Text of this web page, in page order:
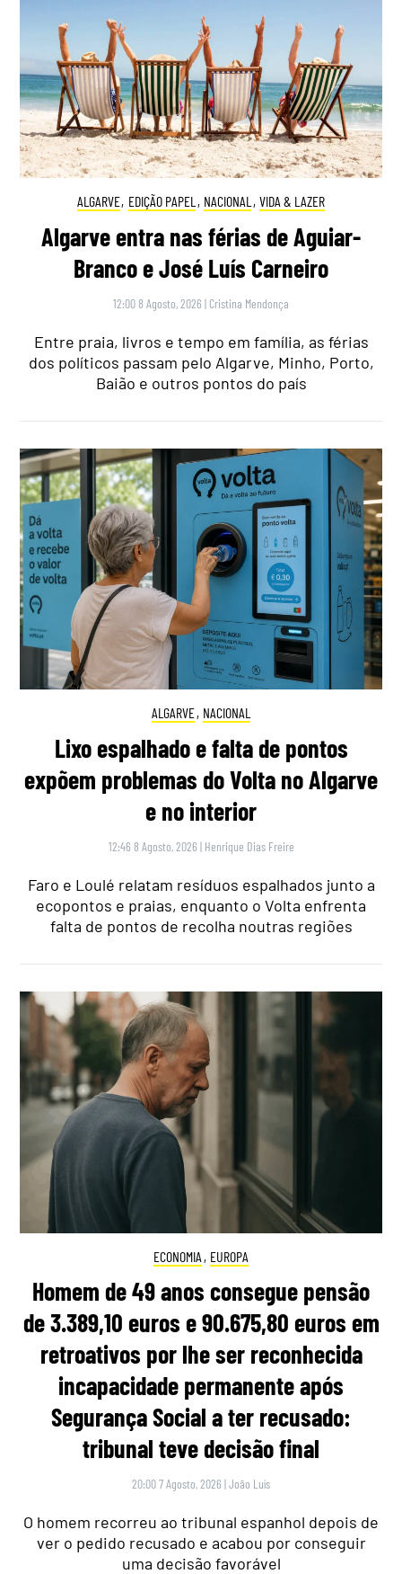
ALGARVE, EDIÇÃO PAPEL , NACIONAL , VIDA & LAZER
Algarve entra nas férias de Aguiar-
Branco e José Luís Carneiro
12:00 8 Agosto, 2026 | Cristina Mendonça
Entre praia, livros e tempo em família, as férias
dos políticos passam pelo Algarve, Minho, Porto,
Baião e outros pontos do país
ALGARVE, NACIONAL
Lixo espalhado e falta de pontos
expõem problemas do Volta no Algarve
e no interior
12:46 8 Agosto, 2026 | Henrique Dias Freire
Faro e Loulé relatam resíduos espalhados junto a
ecopontos e praias, enquanto o Volta enfrenta
falta de pontos de recolha noutras regiões
ECONOMIA , EUROPA
Homem de 49 anos consegue pensão
de 3.389,10 euros e 90.675,80 euros em
retroativos por lhe ser reconhecida
incapacidade permanente após
Segurança Social a ter recusado:
tribunal teve decisão final
20:00 7 Agosto, 2026 |João Luís
O homem recorreu ao tribunal espanhol depois de
ver o pedido recusado e acabou por conseguir
uma decisão favorável